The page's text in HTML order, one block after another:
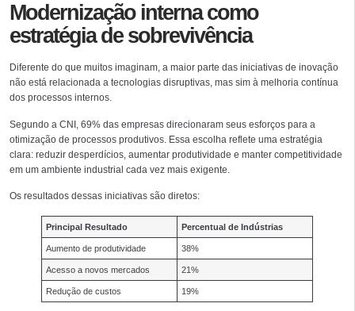
Modernização interna como
estratégia de sobrevivência
Diferente do que muitos imaginam, a maior parte das iniciativas de inovação
não está relacionada a tecnologias disruptivas, mas sim à melhoria contínua
dos processos internos.
Segundo a CNI, 69% das empresas direcionaram seus esforços para a
otimização de processos produtivos. Essa escolha reflete uma estratégia
clara: reduzir desperdícios, aumentar produtividade e manter competitividade
em um ambiente industrial cada vez mais exigente.
Os resultados dessas iniciativas são diretos:
Principal Resultado Percentual de Indústrias
Aumento de produtividade 38%
Acesso a novos mercados 21%
Redução de custos 19%